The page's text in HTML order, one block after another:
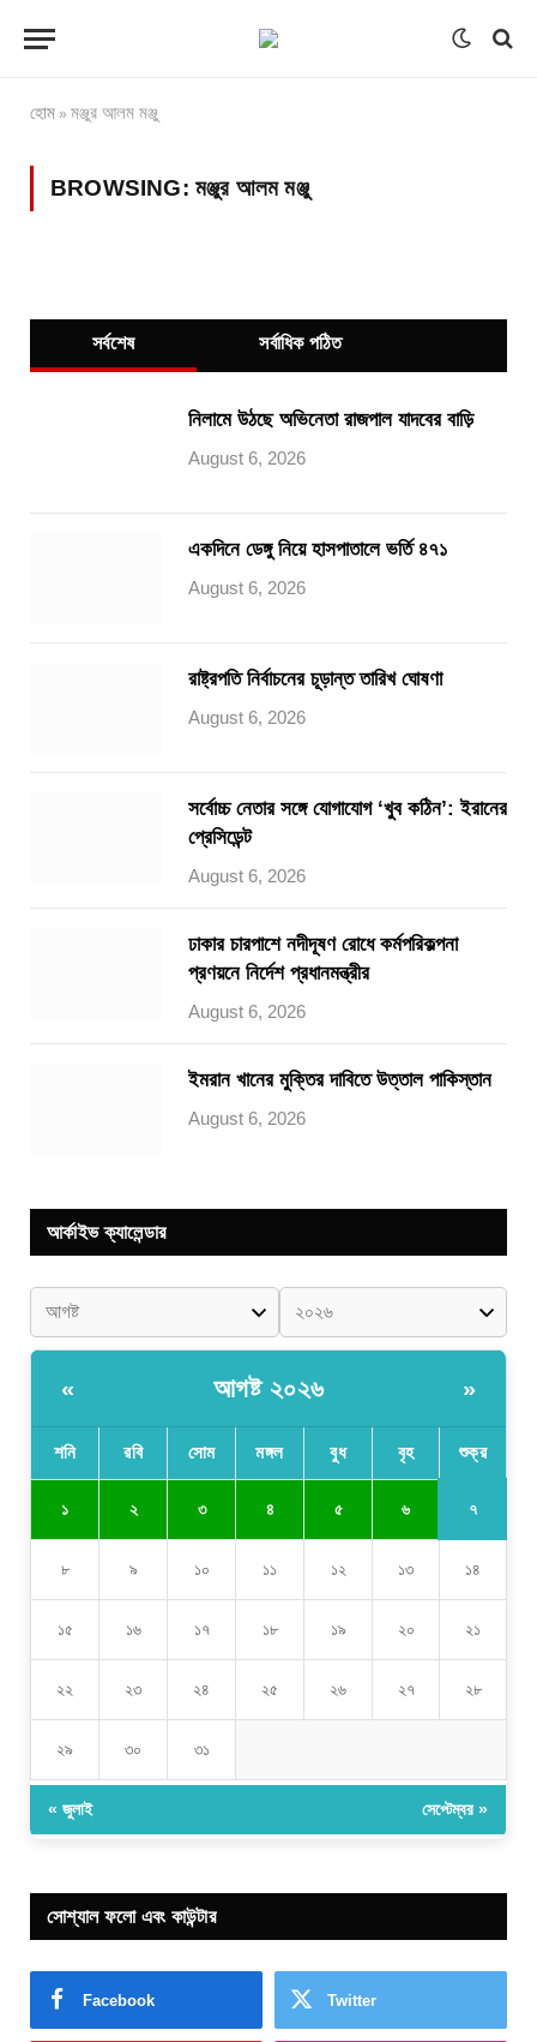
হোম » মঞ্জুর আলম মঞ্জু
BROWSING: মঞ্জুর আলম মঞ্জু
সর্বশেষ সর্বাধিক পঠিত
নিলামে উঠছে অভিনেতা রাজপাল যাদবের বাড়ি
August 6, 2026
একদিনে ডেঙ্গু নিয়ে হাসপাতালে ভর্তি ৪৭১
August 6, 2026
রাষ্ট্রপতি নির্বাচনের চূড়ান্ত তারিখ ঘোষণা
August 6, 2026
সর্বোচ্চ নেতার সঙ্গে যোগাযোগ ‘খুব কঠিন’: ইরানের
প্রেসিডেন্ট
August 6, 2026
ঢাকার চারপাশে নদীদূষণ রোধে কর্মপরিকল্পনা
প্রণয়নে নির্দেশ প্রধানমন্ত্রীর
August 6, 2026
ইমরান খানের মুক্তির দাবিতে উত্তাল পাকিস্তান
August 6, 2026
আর্কাইভ ক্যালেন্ডার
« আগষ্ট ২০২৬ »
শনি রবি সোম মঙ্গল বুধ বৃহ শুক্র
১ ২ ৩ ৪ ৫ ৬ ৭
৮ ৯ ১০ ১১ ১২ ১৩ ১৪
১৫ ১৬ ১৭ ১৮ ১৯ ২০ ২১
২২ ২৩ ২৪ ২৫ ২৬ ২৭ ২৮
২৯ ৩০ ৩১
« জুলাই সেপ্টেম্বর »
সোশ্যাল ফলো এবং কাউন্টার
Facebook Twitter